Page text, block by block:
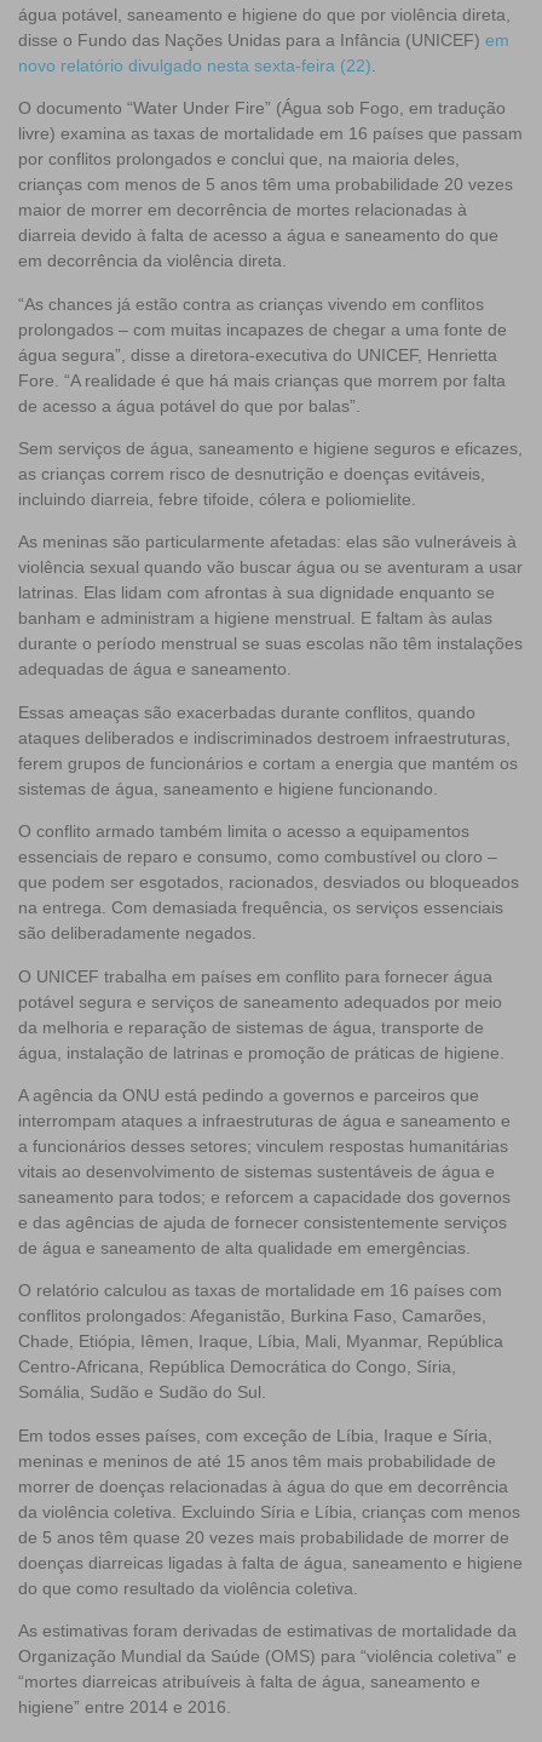
água potável, saneamento e higiene do que por violência direta,
disse o Fundo das Nações Unidas para a Infância (UNICEF) em
novo relatório divulgado nesta sexta-feira (22)
O documento “Water Under Fire” (Água sob Fogo, em tradução
livre) examina as taxas de mortalidade em 16 países que passam
por conflitos prolongados e conclui que, na maioria deles,
crianças com menos de 5 anos têm uma probabilidade 20 vezes
maior de morrer em decorrência de mortes relacionadas à
diarreia devido à falta de acesso a água e saneamento do que
em decorrência da violência direta.
“As chances já estão contra as crianças vivendo em conflitos
prolongados – com muitas incapazes de chegar a uma fonte de
água segura”, disse a diretora-executiva do UNICEF, Henrietta
Fore. “A realidade é que há mais crianças que morrem por falta
de acesso a água potável do que por balas”.
Sem serviços de água, saneamento e higiene seguros e eficazes,
as crianças correm risco de desnutrição e doenças evitáveis,
incluindo diarreia, febre tifoide, cólera e poliomielite.
As meninas são particularmente afetadas: elas são vulneráveis à
violência sexual quando vão buscar água ou se aventuram a usar
latrinas. Elas lidam com afrontas à sua dignidade enquanto se
banham e administram a higiene menstrual. E faltam às aulas
durante o período menstrual se suas escolas não têm instalações
adequadas de água e saneamento.
Essas ameaças são exacerbadas durante conflitos, quando
ataques deliberados e indiscriminados destroem infraestruturas,
ferem grupos de funcionários e cortam a energia que mantém os
sistemas de água, saneamento e higiene funcionando.
O conflito armado também limita o acesso a equipamentos
essenciais de reparo e consumo, como combustível ou cloro –
que podem ser esgotados, racionados, desviados ou bloqueados
na entrega. Com demasiada frequência, os serviços essenciais
são deliberadamente negados.
O UNICEF trabalha em países em conflito para fornecer água
potável segura e serviços de saneamento adequados por meio
da melhoria e reparação de sistemas de água, transporte de
água, instalação de latrinas e promoção de práticas de higiene.
A agência da ONU está pedindo a governos e parceiros que
interrompam ataques a infraestruturas de água e saneamento e
a funcionários desses setores; vinculem respostas humanitárias
vitais ao desenvolvimento de sistemas sustentáveis de água e
saneamento para todos; e reforcem a capacidade dos governos
e das agências de ajuda de fornecer consistentemente serviços
de água e saneamento de alta qualidade em emergências.
O relatório calculou as taxas de mortalidade em 16 países com
conflitos prolongados: Afeganistão, Burkina Faso, Camarões,
Chade, Etiópia, Iêmen, Iraque, Líbia, Mali, Myanmar, República
Centro-Africana, República Democrática do Congo, Síria,
Somália, Sudão e Sudão do Sul.
Em todos esses países, com exceção de Líbia, Iraque e Síria,
meninas e meninos de até 15 anos têm mais probabilidade de
morrer de doenças relacionadas à água do que em decorrência
da violência coletiva.
Excluindo Síria e Líbia, crianças com menos
de 5 anos têm quase 20 vezes mais probabilidade de morrer de
doenças diarreicas ligadas à falta de água, saneamento e higiene
do que como resultado da violência coletiva.
As estimativas foram derivadas de estimativas de mortalidade da
Organização Mundial da Saúde (OMS) para “violência coletiva” e
“mortes diarreicas atribuíveis à falta de água, saneamento e
higiene” entre 2014 e 2016.